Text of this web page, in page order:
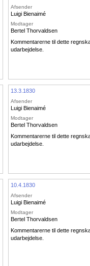
Afsender
Luigi Bienaimé
Modtager
Bertel Thorvaldsen
Kommentarerne til dette
udarbejdelse.
13.3.1830
Afsender
Luigi Bienaimé
Modtager
Bertel Thorvaldsen
Kommentarerne til dette
udarbejdelse.
10.4.1830
Afsender
Luigi Bienaimé
Modtager
Bertel Thorvaldsen
Kommentarerne til dette
udarbejdelse.